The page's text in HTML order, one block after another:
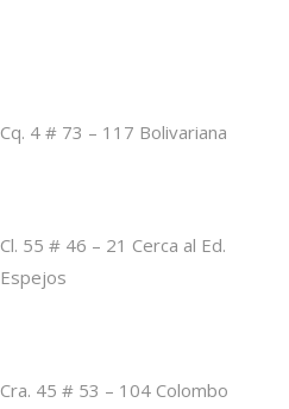
Cq. 4 # 73 – 117 Bolivariana
Cl. 55 # 46 – 21 Cerca al Ed.
Espejos
Cra. 45 # 53 – 104 Colombo